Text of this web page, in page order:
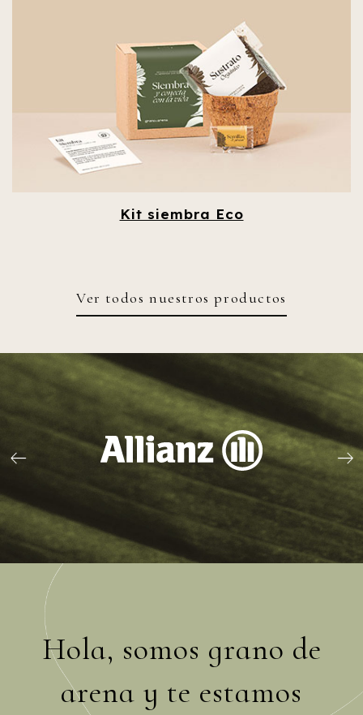
Kit siembra Eco
Ver todos nuestros productos
Hola, somos grano de
arena y te estamos